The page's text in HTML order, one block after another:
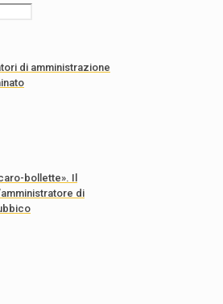
di amministrazione
bollette». Il
di